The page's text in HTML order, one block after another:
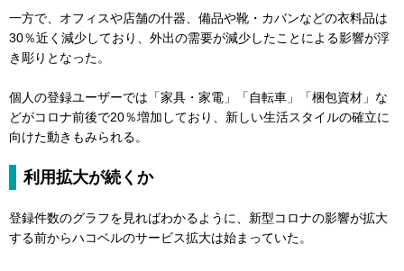
一方で、オフィスや店舗の什器、備品や靴・カバンなどの衣料品は
30％近く減少しており、外出の需要が減少したことによる影響が浮
き彫りとなった。
個人の登録ユーザーでは「家具・家電」「自転車」「梱包資材」な
どがコロナ前後で20％増加しており、新しい生活スタイルの確立に
向けた動きもみられる。
利用拡大が続くか
登録件数のグラフを見ればわかるように、新型コロナの影響が拡大
する前からハコベルのサービス拡大は始まっていた。